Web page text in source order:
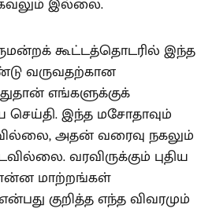
கூட்டத்தொடரில் இந்த
வருவதற்கான
எங்களுக்குக்
செய்தி. இந்த மசோதாவும்
அதன் வரைவு நகலும்
வரவிருக்கும் புதிய
மாற்றங்கள்
குறித்த எந்த விவரமும்